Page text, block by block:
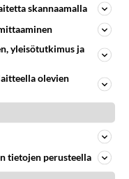
37
490
438
22
432
skannaamalla
yleisötutkimus ja
olevien
tietojen perusteella